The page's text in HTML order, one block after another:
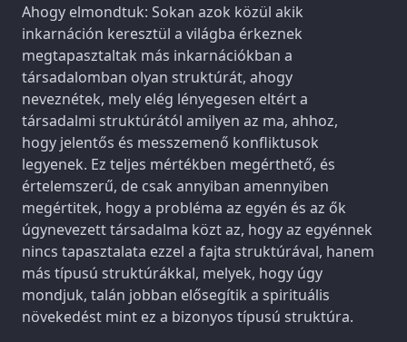
Ahogy elmondtuk: Sokan azok közül akik
inkarnáción keresztül a világba érkeznek
megtapasztaltak más inkarnációkban a
társadalomban olyan struktúrát, ahogy
neveznétek, mely elég lényegesen eltért a
társadalmi struktúrától amilyen az ma, ahhoz,
hogy jelentős és messzemenő konfliktusok
legyenek. Ez teljes mértékben megérthető, és
értelemszerű, de csak annyiban amennyiben
megértitek, hogy a probléma az egyén és az ők
úgynevezett társadalma közt az, hogy az egyénnek
nincs tapasztalata ezzel a fajta struktúrával, hanem
más típusú struktúrákkal, melyek, hogy úgy
mondjuk, talán jobban elősegítik a spirituális
növekedést mint ez a bizonyos típusú struktúra.